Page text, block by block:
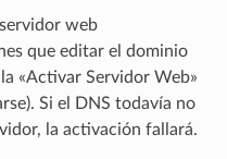
web
que editar el dominio
«Activar Servidor Web»
Si el DNS todavía no
la activación fallará.